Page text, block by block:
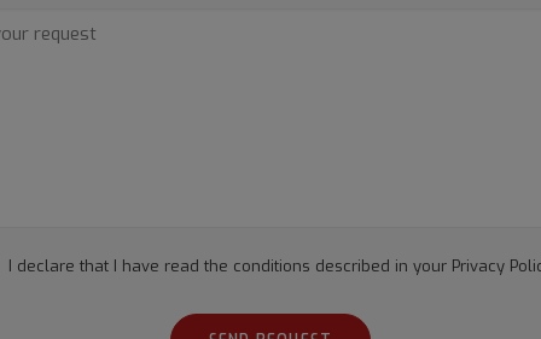
I declare that I have read the conditions described in your Privacy